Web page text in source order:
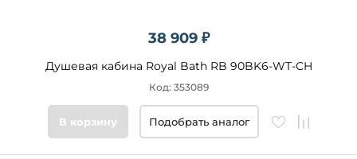
38 909 ₽
Душевая кабина Royal Bath RB 90BK6-WT-CH
Код: 353089
В корзину Подобрать аналог